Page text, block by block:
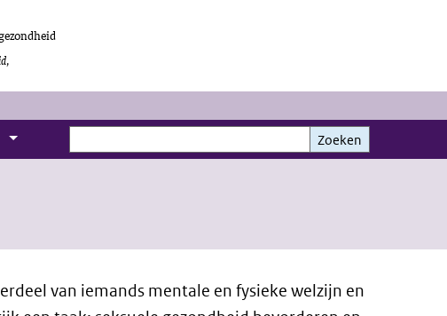
Zoeken
Zoeken
van iemands mentale en fysieke welzijn en